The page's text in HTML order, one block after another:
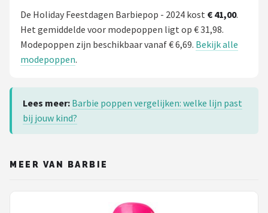
De Holiday Feestdagen Barbiepop - 2024 kost € 41,00.
Het gemiddelde voor modepoppen ligt op € 31,98.
Modepoppen zijn beschikbaar vanaf € 6,69. Bekijk alle
modepoppen.
Lees meer: Barbie poppen vergelijken: welke lijn past
bij jouw kind?
MEER VAN BARBIE